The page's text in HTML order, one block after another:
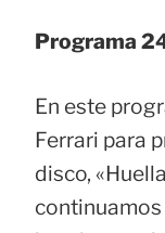
Programa
En este
Ferrari para
disco,